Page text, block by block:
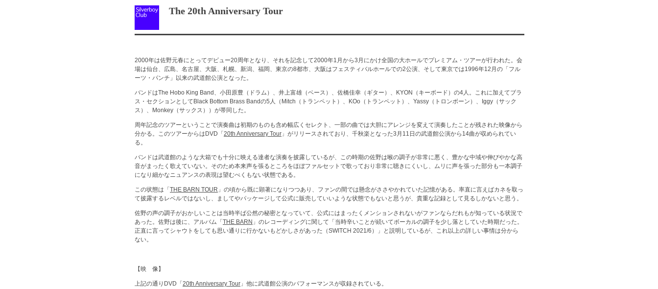
The 20th Anniversary Tour
2000年は佐野元春にとってデビュー20周年となり、それを記念して2000年1月から3月にかけ全国の大ホールでプレミアム・ツアーが行われた。会
場は仙台、広島、名古屋、大阪、札幌、新潟、福岡、東京の8都市、大阪はフェスティバルホールでの2公演、そして東京では1996年12月の「フル
ーツ・パンチ」以来の武道館公演となった。
バンドはThe Hobo King Band、小田原豊（ドラム）、井上富雄（ベース）、佐橋佳幸（ギター）、KYON（キーボード）の4人。これに加えてブラ
ス・セクションとしてBlack Bottom Brass Bandの5人（Mitch（トランペット）、KOo（トランペット）、Yassy（トロンボーン）、Iggy（サック
ス）、Monkey（サックス））が帯同した。
周年記念のツアーということで演奏曲は初期のものも含め幅広くセレクト、一部の曲では大胆にアレンジを変えて演奏したことが残された映像から
分かる。このツアーからはDVD「 20th Anniversary Tour 」がリリースされており、千秋楽となった3月11日の武道館公演から14曲が収められてい
る。
バンドは武道館のような大箱でも十分に映える達者な演奏を披露しているが、この時期の佐野は喉の調子が非常に悪く、豊かな中域や伸びやかな高
音がまったく歌えていない。そのため本来声を張るところをほぼファルセットで歌っており非常に聴きにくいし、ムリに声を張った部分も一本調子
になり細かなニュアンスの表現は望むべくもない状態である。
この状態は「 THE BARN TOUR 」の頃から既に顕著になりつつあり、ファンの間では懸念がささやかれていた記憶がある。率直に言えばカネを取っ
て披露するレベルではないし、ましてやパッケージして公式に販売していいような状態でもないと思うが、貴重な記録として見るしかないと思う。
佐野の声の調子がおかしいことは当時半ば公然の秘密となっていて、公式にはまったくメンションされないがファンならだれもが知っている状況で
あった。佐野は後に、アルバム「 THE BARN 」のレコーディングに関して「当時辛いことが続いてボーカルの調子を少し落としていた時期だった。
正直に言ってシャウトをしても思い通りに行かないもどかしさがあった（SWITCH 2021/6）」と説明しているが、これ以上の詳しい事情は分から
ない。
【映 像】
上記の通りDVD「 20th Anniversary Tour 」他に武道館公演のパフォーマンスが収録されている。